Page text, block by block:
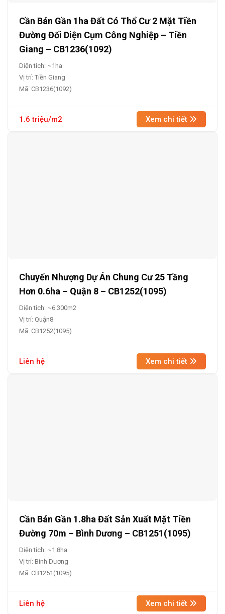
Cần Bán Gần 1ha Đất Có Thổ Cư 2 Mặt Tiền
Đường Đối Diện Cụm Công Nghiệp – Tiền
Giang – CB1236(1092)
Diện tích: ~1ha
Vị trí: Tiền Giang
Mã: CB1236(1092)
1.6 triệu/m2 Xem chi tiết
Chuyển Nhượng Dự Án Chung Cư 25 Tầng
Hơn 0.6ha – Quận 8 – CB1252(1095)
Diện tích: ~6.300m2
Vị trí: Quận8
Mã: CB1252(1095)
Liên hệ Xem chi tiết
Cần Bán Gần 1.8ha Đất Sản Xuất Mặt Tiền
Đường 70m – Bình Dương – CB1251(1095)
Diện tích: ~1.8ha
Vị trí: Bình Dương
Mã: CB1251(1095)
Liên hệ Xem chi tiết